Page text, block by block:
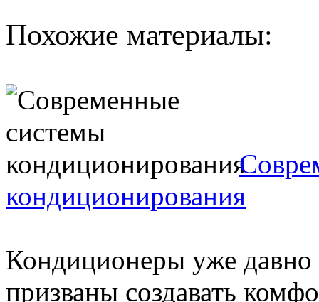
Похожие материалы:
кондиционирования
Кондиционеры уже
призваны создавать